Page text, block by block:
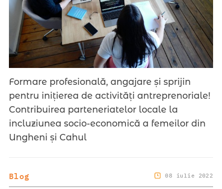
Formare profesională, angajare și sprijin
pentru inițierea de activități antreprenoriale!
Contribuirea parteneriatelor locale la
incluziunea socio-economică a femeilor din
Ungheni și Cahul
Blog 08 iulie 2022